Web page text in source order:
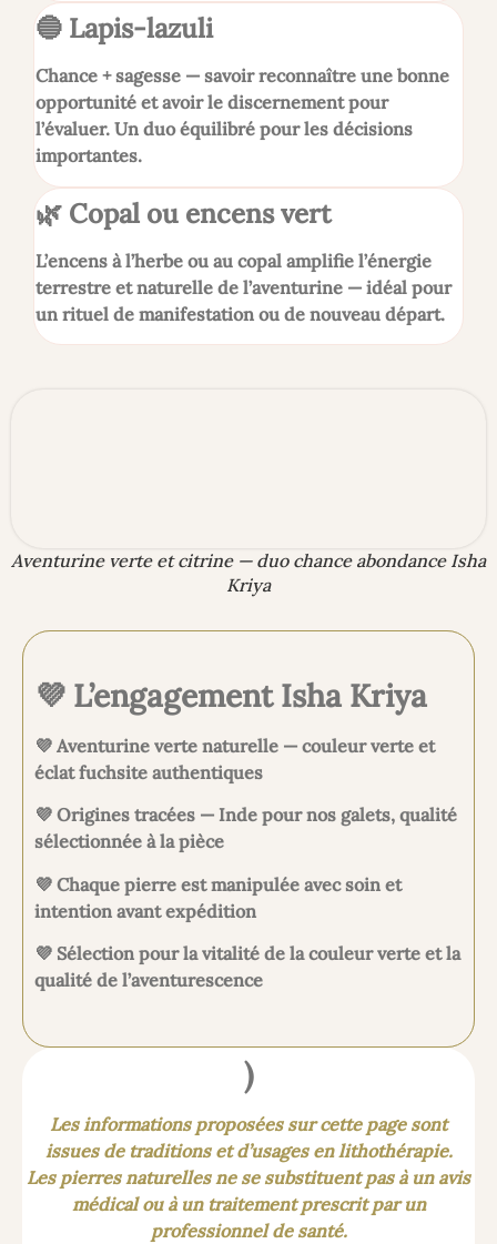
🔵 Lapis-lazuli
Chance + sagesse — savoir reconnaître une bonne
opportunité et avoir le discernement pour
l’évaluer. Un duo équilibré pour les décisions
importantes.
🌿 Copal ou encens vert
L’encens à l’herbe ou au copal amplifie l’énergie
terrestre et naturelle de l’aventurine — idéal pour
un rituel de manifestation ou de nouveau départ.
Aventurine verte et citrine — duo chance abondance Isha
Kriya
💜 L’engagement Isha Kriya
💜 Aventurine verte naturelle — couleur verte et
éclat fuchsite authentiques
💜 Origines tracées — Inde pour nos galets, qualité
sélectionnée à la pièce
💜 Chaque pierre est manipulée avec soin et
intention avant expédition
💜 Sélection pour la vitalité de la couleur verte et la
qualité de l’aventurescence
)
Les informations proposées sur cette page sont
issues de traditions et d’usages en lithothérapie.
Les pierres naturelles ne se substituent pas à un avis
médical ou à un traitement prescrit par un
professionnel de santé.